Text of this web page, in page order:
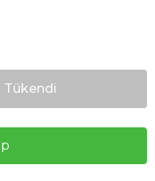
Tükendi